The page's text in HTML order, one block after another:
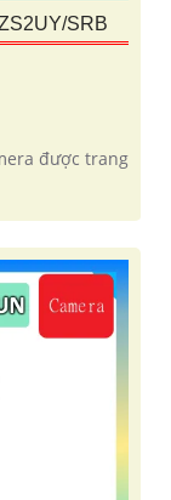
SRB
được trang